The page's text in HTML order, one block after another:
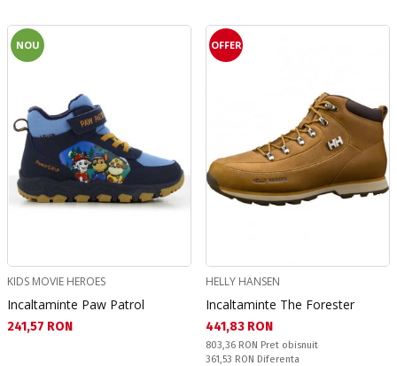
NOU
KIDS MOVIE HEROES
Incaltaminte Paw Patrol
Текуща цена:
241,57 RON
OFFER
HELLY HANSEN
Incaltaminte The Forester
Текуща цена:
441,83 RON
Pret obisnuit:
803,36 RON Pret obisnuit
Спестявате:
361,53 RON Diferenta